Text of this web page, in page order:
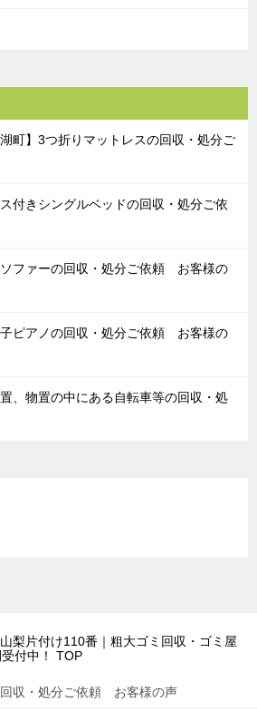
湖町】3つ折りマットレスの回収・処分ご
付きシングルベッドの回収・処分ご依
ソファーの回収・処分ご依頼 お客様の
子ピアノの回収・処分ご依頼 お客様の
置、物置の中にある自転車等の回収・処
梨片付け110番｜粗大ゴミ回収・ゴミ屋
付中！
TOP
収・処分ご依頼 お客様の声